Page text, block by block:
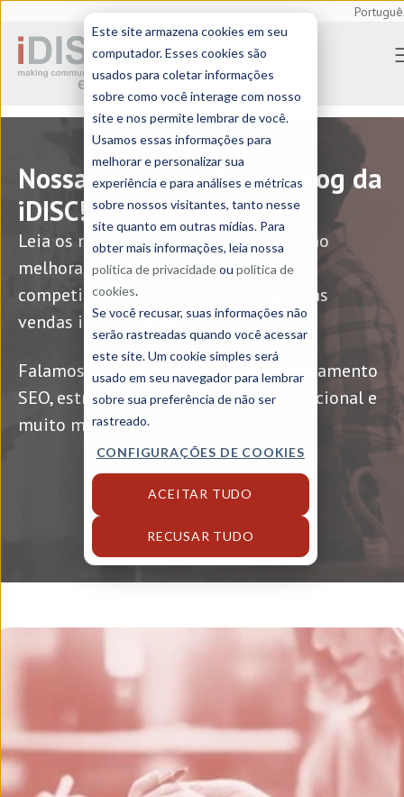
Este site armazena cookies em seu
computador. Esses cookies são
usados para coletar informações
sobre como você interage com nosso
site e nos permite lembrar de você.
Usamos essas informações para
melhorar e personalizar sua
experiência e para análises e métricas
sobre nossos visitantes, tanto nesse
site quanto em outras mídias. Para
obter mais informações, leia nossa
política de privacidadeou política de
cookies.
Se você recusar, suas informações não
serão rastreadas quando você acessar
este site. Um cookie simples será
usado em seu navegador para lembrar
sobre sua preferência de não ser
rastreado.
CONFIGURAÇÕES DE COOKIES
ACEITAR TUDO
RECUSAR TUDO
Home > Blog | Ferran Grivé - Marketing
Manager (9)
Nossas boas-vindas ao blog da
iDISC!
Leia os nossos artigos e descubra como
melhorar a sua comunicação e
competitividade para aumentar as suas
vendas internacionais.
Falamos de tradução técnica, posicionamento
SEO, estratégias de marketing internacional e
muito mais!